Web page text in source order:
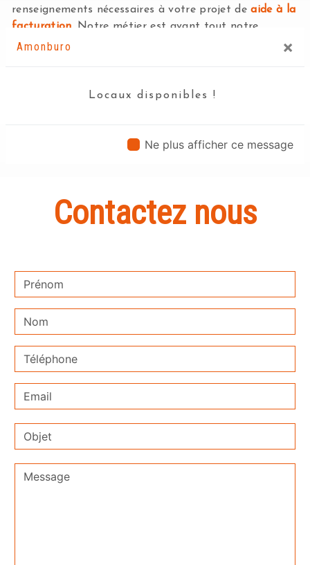
Amonburo ×
Locaux disponibles !
Ne plus afficher ce message
renseignements nécessaires à votre projet deaide à la
facturation . Notre métier est avant tout notre
passion et le partager avec vous renforce encore plus
Contactez nous